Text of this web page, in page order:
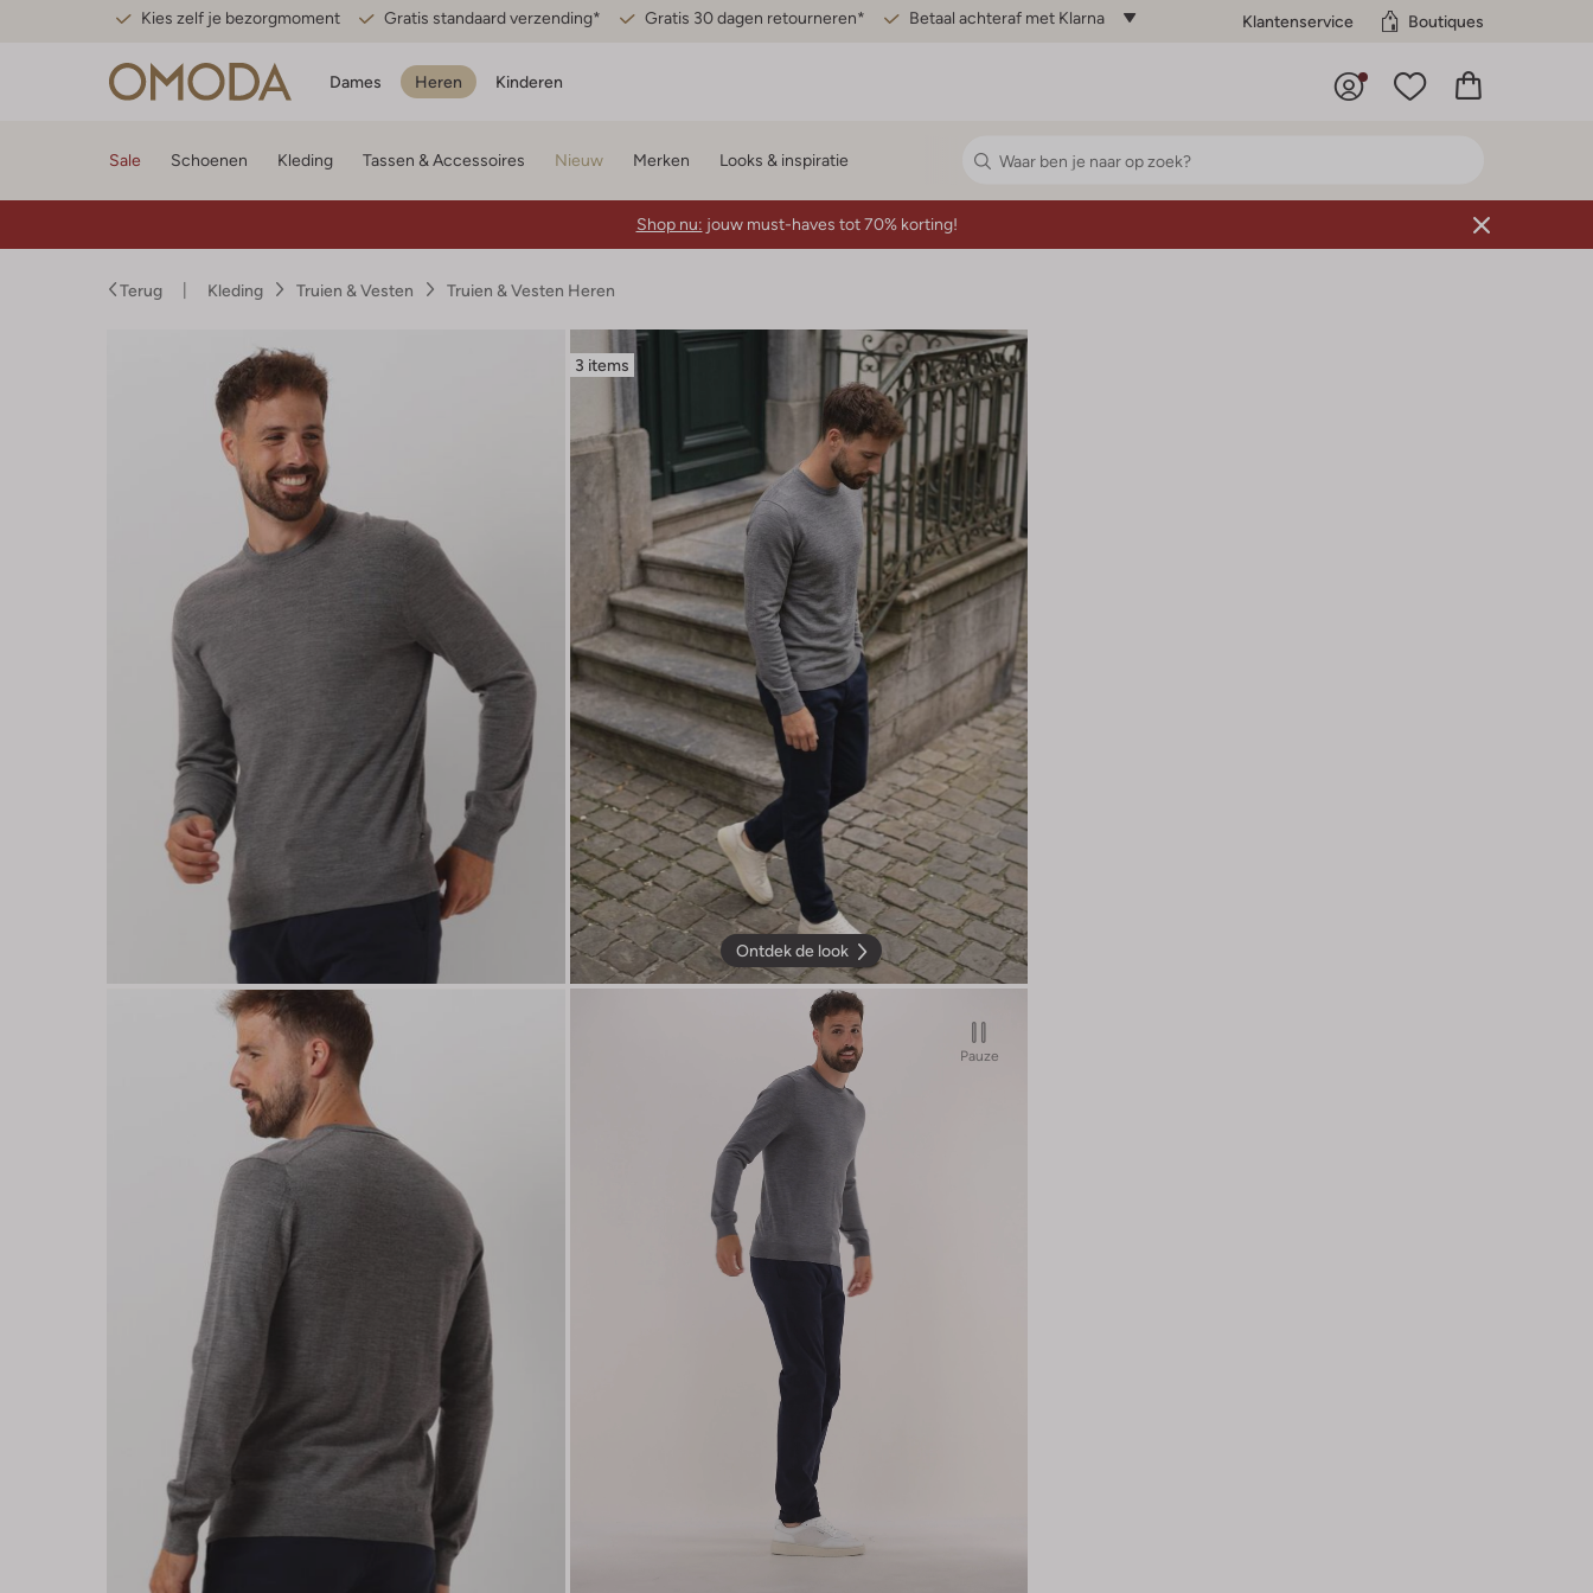
Kies zelf je bezorgmoment Gratis standaard verzending* Gratis 30 dagen retourneren* Betaal achteraf met Klarna Klantenservice Boutiques
Dames Heren Kinderen
Sale Schoenen Kleding Tassen & Accessoires Nieuw Merken Looks & inspiratie
Shop nu: jouw must-haves tot 70% korting!
Terug Kleding Truien & Vesten Truien & Vesten Heren
3 items
Ontdek de look
Pauze